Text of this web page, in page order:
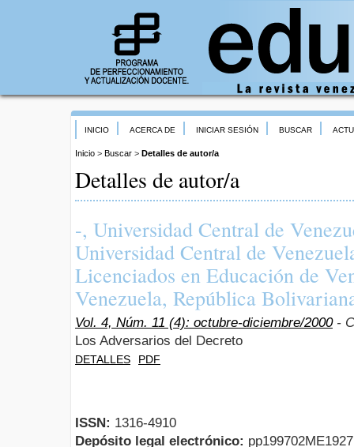
INICIO ACERCA DE INICIAR SESIÓN BUSCAR
Inicio > Buscar > Detalles de autor/a
Detalles de autor/a
-, Universidad Central de
Universidad Central de
Licenciados en Educación de
Venezuela, República
Vol. 4, Núm. 11 (4): octubre-diciembre/2000-
Los Adversarios del Decreto
DETALLES PDF
ISSN: 1316-4910
Depósito legal electrónico: